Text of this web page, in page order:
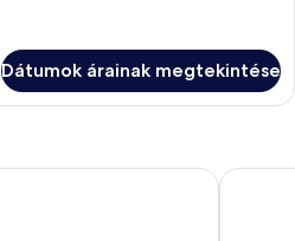
Dátumok árainak megtekintése
Hilton